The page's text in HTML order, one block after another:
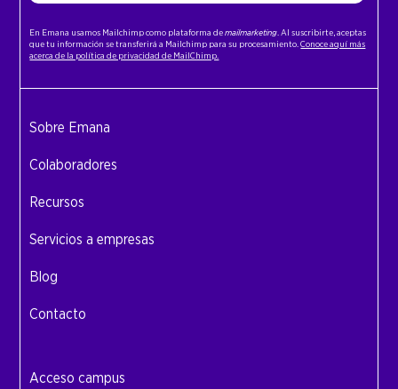
En Emana usamos Mailchimp como plataforma demailmarketing. Al suscribirte, aceptas
que tu información se transferirá a Mailchimp para su procesamiento.Conoce aquí más
acerca de la política de privacidad de MailChimp.
Sobre Emana
Colaboradores
Recursos
Servicios a empresas
Blog
Contacto
Acceso campus